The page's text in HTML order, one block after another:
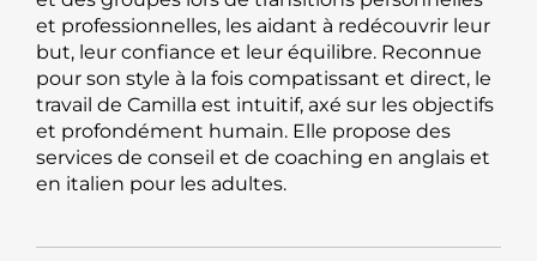
et professionnelles, les aidant à redécouvrir leur
but, leur confiance et leur équilibre. Reconnue
pour son style à la fois compatissant et direct, le
travail de Camilla est intuitif, axé sur les objectifs
et profondément humain. Elle propose des
services de conseil et de coaching en anglais et
en italien pour les adultes.